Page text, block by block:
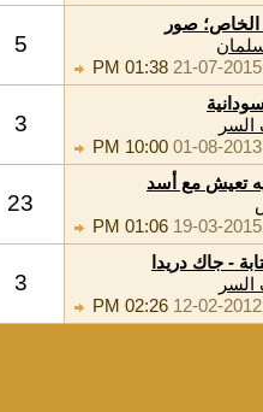
الخاص؛ صور
21-07-2015
01:38 PM
5
01-08-2013
10:00 PM
3
تعيش مع أسد
19-03-2015
01:06 PM
23
- جاك دريدا
12-02-2012
02:26 PM
3